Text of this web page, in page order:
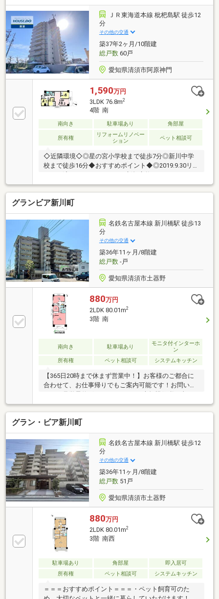
徒歩６分・新川中学校 徒歩約１４分ぜひ現地ご見学
ください！
ＪＲ東海道本線 枇杷島駅 徒歩12
分
その他の交通
築37年2ヶ月/10階建
総戸数60戸
愛知県清須市阿原神門
1,590万円
3LDK 76.8m2
4階 南
南向き 駐車場あり 角部屋
所有権
リフォームリノベー
ション
ペット相談可
◇近隣環境◇◎星の宮小学校まで徒歩7分◎新川中学
校まで徒歩16分◆おすすめポイント◆◎2019.9.30リフ
新規交換・トイレ新規交換・洗面化粧台新規交換・床
フローリング上貼（LDK・洋室・廊下）・床CF貼替
（洗面室・トイレ）・クロス貼替（全室）・給湯器新
規交換・洗濯パン、選択水栓新規交換・建具新調・ス
イッチ、コンセントプレート交換他）◎ペット可◎南
西角部屋◎全居室収納付き▼▼ハウスドゥ！清須店は
ここがつよい！▼▼地元密着、清須市のことならお任
せください♪経験豊富なスタッフがご提案♪
グランビア新川町
名鉄名古屋本線 新川橋駅 徒歩13
分
その他の交通
築36年11ヶ月/8階建
総戸数-戸
愛知県清須市土器野
880万円
2LDK 80.01m2
3階 南
南向き 駐車場あり
モニタ付インターホ
ン
所有権
ペット相談可 システムキッチン
【365日20時まで休まず営業中！】お客様のご都合に
合わせて、お仕事帰りでもご案内可能です！お問い合
2019年2月実施【おススメポイント】・ペット飼育可
能！（ワンちゃん中型・猫ちゃん合わせて2匹ま
で）・広々とした開放感が魅力のLDKは約20帖！・3階
角部屋につき採光・通通良好！・プレイロットや防犯
カメラ付きで子育て世帯にも安心・名鉄名古屋本線
「新川橋」駅徒歩12分！・ご入居時期もお気軽にご相
談ください♪・住宅ローンやリフォームのご相談も承
ります！
グラン・ビア新川町
名鉄名古屋本線 新川橋駅 徒歩12
分
その他の交通
築36年11ヶ月/8階建
総戸数51戸
愛知県清須市土器野
880万円
2LDK 80.01m2
3階 南西
駐車場あり 角部屋
即入居可
所有権
ペット相談可 システムキッチン
＝＝＝おすすめポイント＝＝＝・ペット飼育可のた